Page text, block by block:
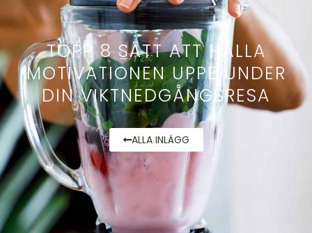
TOPP 8 SÄTT ATT HÅLLA
MOTIVATIONEN UPPE UNDER
DIN VIKTNEDGÅNGSRESA
ALLA INLÄGG